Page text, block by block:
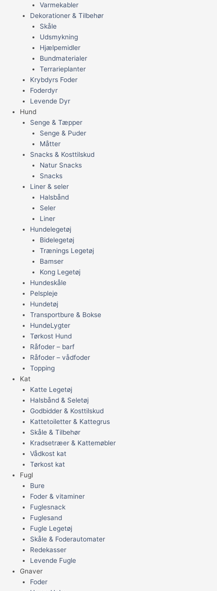
Varmekabler
Dekorationer & Tilbehør
Skåle
Udsmykning
Hjælpemidler
Bundmaterialer
Terrarieplanter
Krybdyrs Foder
Foderdyr
Levende Dyr
Hund
Senge & Tæpper
Senge & Puder
Måtter
Snacks & Kosttilskud
Natur Snacks
Snacks
Liner & seler
Halsbånd
Seler
Liner
Hundelegetøj
Bidelegetøj
Trænings Legetøj
Bamser
Kong Legetøj
Hundeskåle
Pelspleje
Hundetøj
Transportbure & Bokse
HundeLygter
Tørkost Hund
Råfoder – barf
Råfoder – vådfoder
Topping
Kat
Katte Legetøj
Halsbånd & Seletøj
Godbidder & Kosttilskud
Kattetoiletter & Kattegrus
Skåle & Tilbehør
Kradsetræer & Kattemøbler
Vådkost kat
Tørkost kat
Fugl
Bure
Foder & vitaminer
Fuglesnack
Fuglesand
Fugle Legetøj
Skåle & Foderautomater
Redekasser
Levende Fugle
Gnaver
Foder